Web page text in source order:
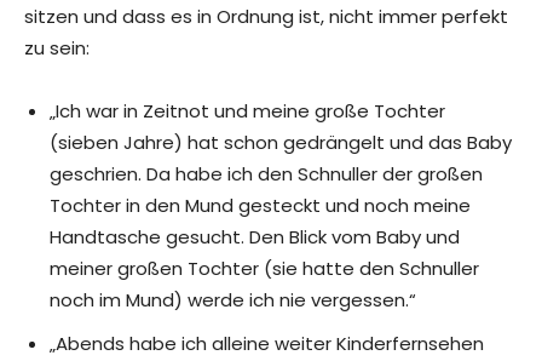
sitzen und dass es in Ordnung ist, nicht immer perfekt
zu sein:
„Ich war in Zeitnot und meine große Tochter
(sieben Jahre) hat schon gedrängelt und das Baby
geschrien. Da habe ich den Schnuller der großen
Tochter in den Mund gesteckt und noch meine
Handtasche gesucht. Den Blick vom Baby und
meiner großen Tochter (sie hatte den Schnuller
noch im Mund) werde ich nie vergessen.“
„Abends habe ich alleine weiter Kinderfernsehen